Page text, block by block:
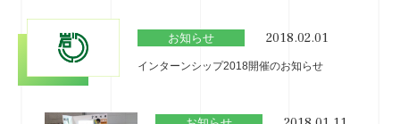
お知らせ 2018.02.01
インターンシップ2018開催のお知らせ